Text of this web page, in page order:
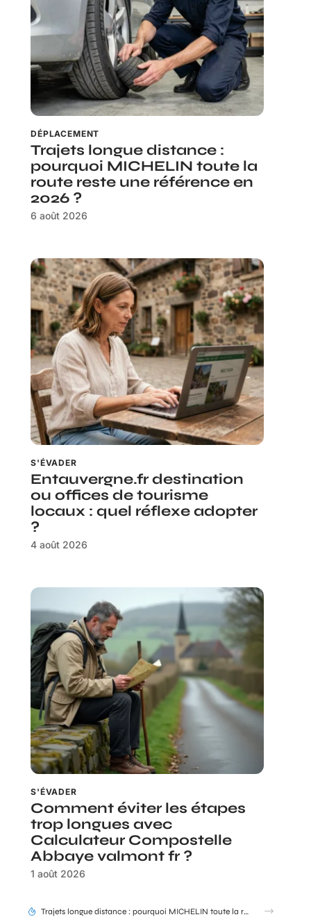
DÉPLACEMENT
Trajets longue distance :
pourquoi MICHELIN toute la
route reste une référence en
2026 ?
6 août 2026
S'ÉVADER
Entauvergne.fr destination
ou offices de tourisme
locaux : quel réflexe adopter
?
4 août 2026
S'ÉVADER
Comment éviter les étapes
trop longues avec
Calculateur Compostelle
Abbaye valmont fr ?
1 août 2026
Trajets longue distance : pourquoi MICHELIN toute la route reste une référence en 2026 ?